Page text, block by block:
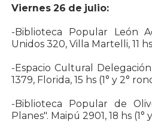
Viernes 26 de julio:
-Biblioteca Popular León
Unidos 320, Villa Martelli, 11
-Espacio Cultural
1379, Florida, 15 hs (1° y 2°
-Biblioteca Popular de
Planes". Maipú 2901, 18 hs (1°